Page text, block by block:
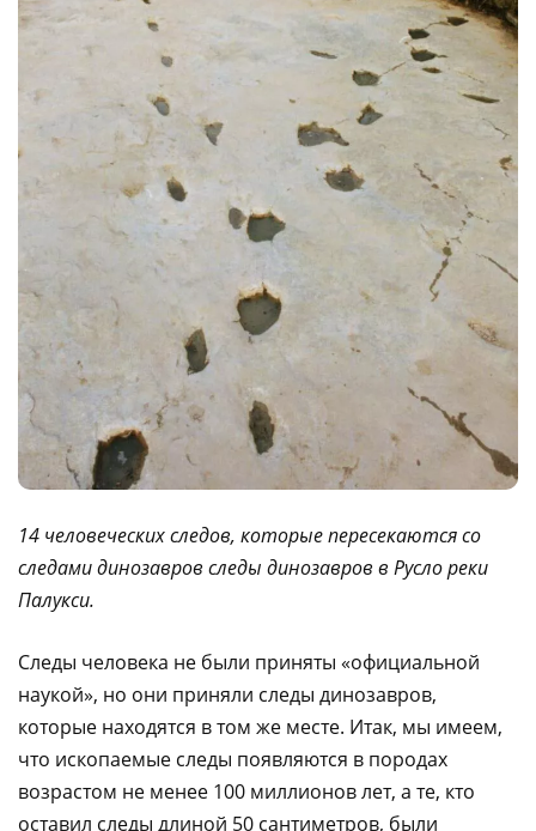
14 человеческих следов, которые пересекаются со
следами динозавров следы динозавров в Русло реки
Палукси.
Следы человека не были приняты «официальной
наукой», но они приняли следы динозавров,
которые находятся в том же месте. Итак, мы имеем,
что ископаемые следы появляются в породах
возрастом не менее 100 миллионов лет, а те, кто
оставил следы длиной 50 сантиметров, были